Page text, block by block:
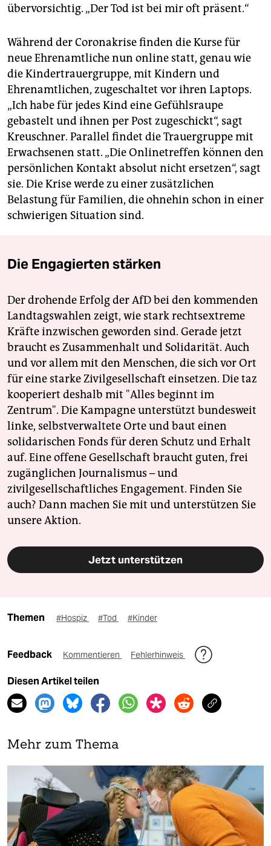
übervorsichtig. „Der Tod ist bei mir oft präsent.“
Während der Coronakrise finden die Kurse für
neue Ehrenamtliche nun online statt, genau wie
die Kindertrauergruppe, mit Kindern und
Ehrenamtlichen, zugeschaltet vor ihren Laptops.
„Ich habe für jedes Kind eine Gefühlsraupe
gebastelt und ihnen per Post zugeschickt“, sagt
Kreuschner. Parallel findet die Trauergruppe mit
Erwachsenen statt. „Die Onlinetreffen können den
persönlichen Kontakt absolut nicht ersetzen“, sagt
sie. Die Krise werde zu einer zusätzlichen
Belastung für Familien, die ohnehin schon in einer
schwierigen Situation sind.
Die Engagierten stärken
Der drohende Erfolg der AfD bei den kommenden
Landtagswahlen zeigt, wie stark rechtsextreme
Kräfte inzwischen geworden sind. Gerade jetzt
braucht es Zusammenhalt und Solidarität. Auch
und vor allem mit den Menschen, die sich vor Ort
für eine starke Zivilgesellschaft einsetzen. Die taz
kooperiert deshalb mit "Alles beginnt im
Zentrum". Die Kampagne unterstützt bundesweit
linke, selbstverwaltete Orte und baut einen
solidarischen Fonds für deren Schutz und Erhalt
auf. Eine offene Gesellschaft braucht guten, frei
zugänglichen Journalismus – und
zivilgesellschaftliches Engagement. Finden Sie
auch? Dann machen Sie mit und unterstützen Sie
unsere Aktion.
Jetzt unterstützen
Themen #Hospiz #Tod #Kinder
Feedback Kommentieren Fehlerhinweis
Diesen Artikel teilen
Mehr zum Thema